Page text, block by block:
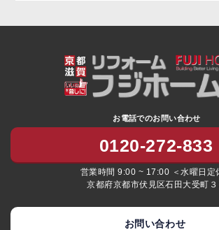
お電話でのお問い合わせ
0120-272-833
営業時間 9:00 ~ 17:00 ＜水曜日定
京都府京都市伏見区石田大受町３
お問い合わせ